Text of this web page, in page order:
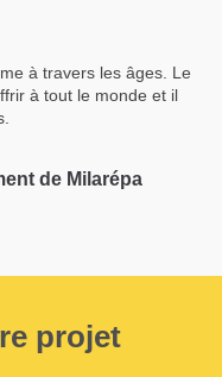
à travers les âges. Le
à tout le monde et il
de Milarépa
projet